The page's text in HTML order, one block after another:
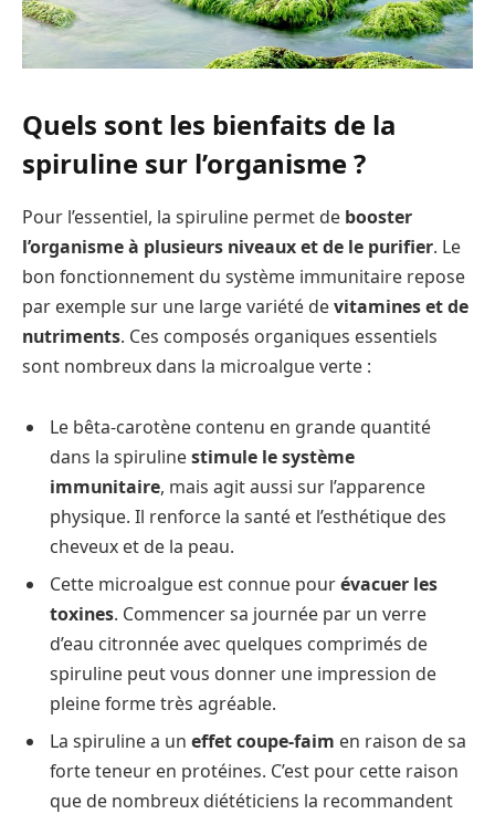
Quels sont les bienfaits de la
spiruline sur l’organisme ?
Pour l’essentiel, la spiruline permet de booster
l’organisme à plusieurs niveaux et de le purifier. Le
bon fonctionnement du système immunitaire repose
par exemple sur une large variété devitamines et de
nutriments. Ces composés organiques essentiels
sont nombreux dans la microalgue verte :
Le bêta-carotène contenu en grande quantité
dans la spirulinestimule le système
immunitaire, mais agit aussi sur l’apparence
physique. Il renforce la santé et l’esthétique des
cheveux et de la peau.
Cette microalgue est connue pourévacuer les
toxines. Commencer sa journée par un verre
d’eau citronnée avec quelques comprimés de
spiruline peut vous donner une impression de
pleine forme très agréable.
La spiruline a un effet coupe-faim en raison de sa
forte teneur en protéines. C’est pour cette raison
que de nombreux diététiciens la recommandent